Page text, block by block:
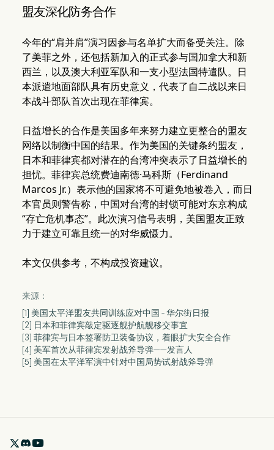
盟友深化防务合作
今年的“肩并肩”演习因参与名单扩大而备受关注。除
了美菲之外，还包括新加入的正式参与国加拿大和新
西兰，以及澳大利亚军队和一支小型法国特遣队。日
本派遣地面部队具有历史意义，代表了自二战以来日
本战斗部队首次出现在菲律宾。
日益增长的合作是美国多年来努力建立更整合的盟友
网络以制衡中国的结果。作为美国的关键条约盟友，
日本和菲律宾都对潜在的台湾冲突表示了日益增长的
担忧。菲律宾总统费迪南德·马科斯（Ferdinand
Marcos Jr.）表示他的国家将不可避免地被卷入，而日
本官员则警告称，中国对台湾的封锁可能对东京构成
“存亡危机事态”。此次演习信号表明，美国盟友正致
力于建立可靠且统一的对华威慑力。
本文仅供参考，不构成投资建议。
来源：
[1] 美国太平洋盟友共同训练应对中国 - 华尔街日报
[2] 日本和菲律宾敲定驱逐舰护航舰移交事宜
[3] 菲律宾与日本签署防卫装备协议，着眼扩大安全合作
[4] 美军首次从菲律宾发射战斧导弹——发言人
[5] 美国在太平洋军演中针对中国局势试射战斧导弹
